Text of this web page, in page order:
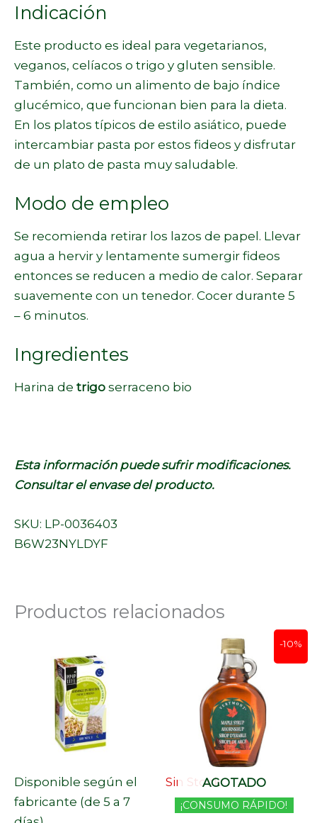
Indicación
Este producto es ideal para vegetarianos,
veganos, celíacos o trigo y gluten sensible.
También, como un alimento de bajo índice
glucémico, que funcionan bien para la dieta.
En los platos típicos de estilo asiático, puede
intercambiar pasta por estos fideos y disfrutar
de un plato de pasta muy saludable.
Modo de empleo
Se recomienda retirar los lazos de papel. Llevar
agua a hervir y lentamente sumergir fideos
entonces se reducen a medio de calor. Separar
suavemente con un tenedor. Cocer durante 5
– 6 minutos.
Ingredientes
Harina de trigo serraceno bio
Esta información puede sufrir modificaciones.
Consultar el envase del producto.
SKU: LP-0036403
B6W23NYLDYF
Productos relacionados
Disponible según el
fabricante (de 5 a 7
-10%
¡CONSUMO RÁPIDO!
AGOTADO
Sin Stock
El
precio
original
era:
9,50 €.
actual
es:
8,55 €.